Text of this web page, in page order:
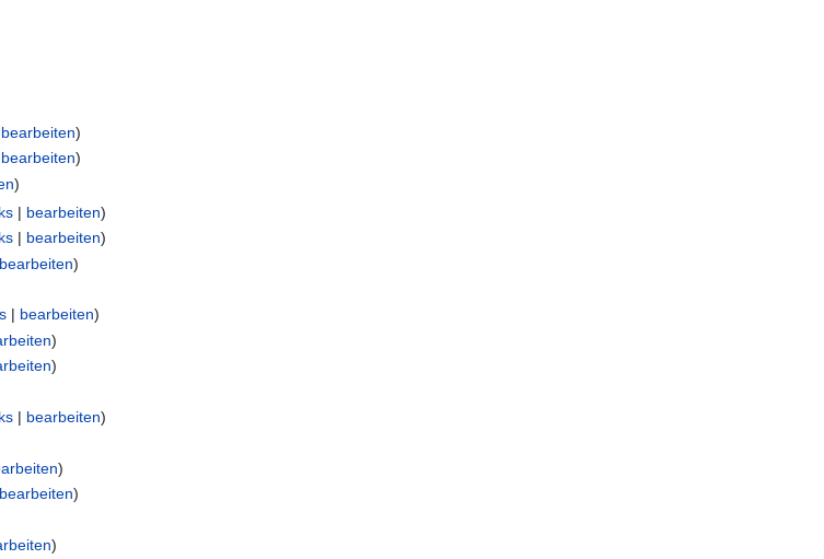
bearbeiten)
bearbeiten)
)
| bearbeiten)
| bearbeiten)
bearbeiten)
| bearbeiten)
)
)
| bearbeiten)
)
bearbeiten)
)